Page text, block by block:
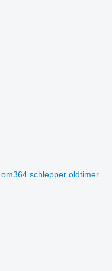
schlepper oldtimer